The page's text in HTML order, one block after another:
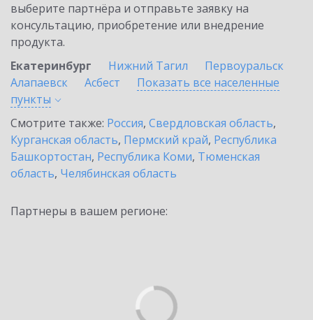
выберите партнёра и отправьте заявку на
консультацию, приобретение или внедрение
продукта.
Екатеринбург
Нижний Тагил
Первоуральск
Алапаевск
Асбест
Показать все населенные
пункты
Смотрите также: Россия, Свердловская область,
Курганская область, Пермский край, Республика
Башкортостан, Республика Коми, Тюменская
область, Челябинская область
Партнеры в вашем регионе: